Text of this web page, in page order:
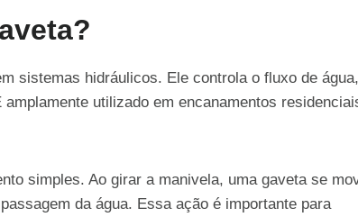
sistemas hidráulicos. Ele controla o fluxo de água,
utilizado em encanamentos
simples. Ao girar a manivela, uma gaveta se
da água. Essa ação é importante para